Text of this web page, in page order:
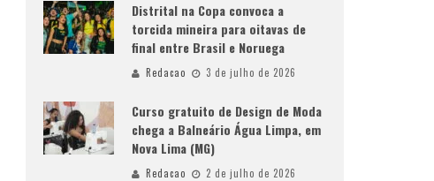
Distrital na Copa convoca a
torcida mineira para oitavas de
final entre Brasil e Noruega
Redacao 3 de julho de 2026
Curso gratuito de Design de Moda
chega a Balneário Água Limpa, em
Nova Lima (MG)
Redacao 2 de julho de 2026